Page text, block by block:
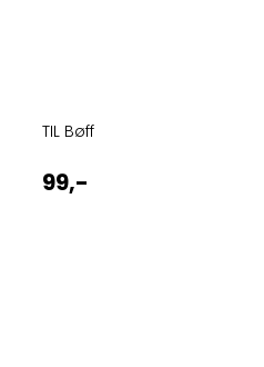
TIL Bøff
99,-